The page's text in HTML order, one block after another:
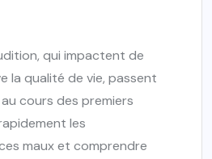
qui impactent de
la qualité de vie, passent
cours des premiers
les
maux et comprendre